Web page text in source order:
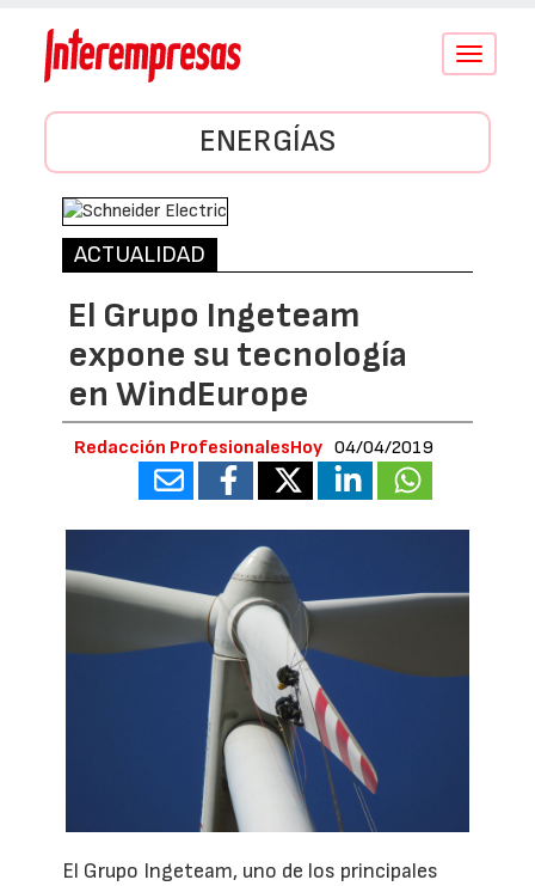
Conmutar
ENERGÍAS
ACTUALIDAD
El Grupo Ingeteam
expone su tecnología
en WindEurope
Redacción ProfesionalesHoy 04/04/2019
El Grupo Ingeteam, uno de los principales